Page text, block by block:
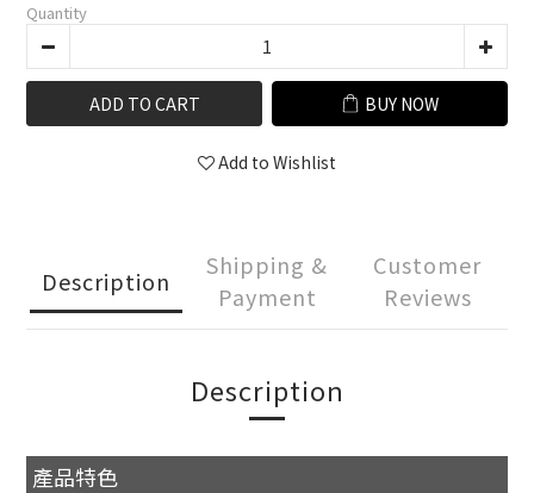
Quantity
ADD TO CART BUY NOW
Add to Wishlist
Description
Shipping &
Payment
Customer
Reviews
Description
產品特色